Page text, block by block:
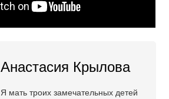
Анастасия Крылова
Я мать троих замечательных детей